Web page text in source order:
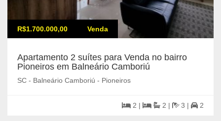
R$1.700.000,00 Venda
Apartamento 2 suítes para Venda no bairro
Pioneiros em Balneário Camboriú
SC - Balneário Camboriú - Pioneiros
2 | 2 | 3 | 2